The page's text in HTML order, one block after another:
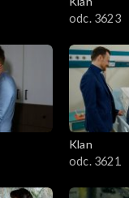
odc. 3623
Klan
odc. 3621